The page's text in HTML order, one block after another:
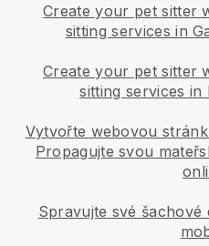
Create your pet sitter
sitting services in
Create your pet sitter
sitting services in
Vytvořte webovou
Propagujte svou
Spravujte své